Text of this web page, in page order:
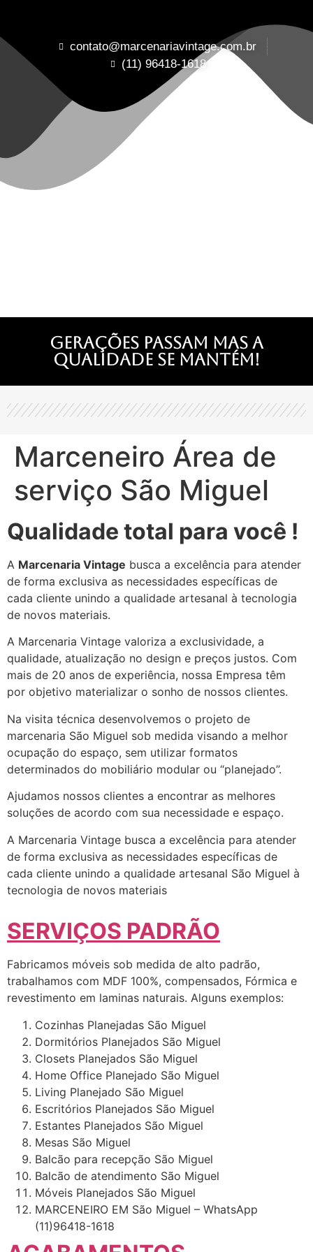
contato@marcenariavintage.com.br
(11) 96418-1618
Gerações passam mas a
qualidade se mantém!
Marceneiro Área de
serviço São Miguel
Qualidade total para você !
A Marcenaria Vintage busca a excelência para atender
de forma exclusiva as necessidades específicas de
cada cliente unindo a qualidade artesanal à tecnologia
de novos materiais.
A Marcenaria Vintage valoriza a exclusividade, a
qualidade, atualização no design e preços justos. Com
mais de 20 anos de experiência, nossa Empresa têm
por objetivo materializar o sonho de nossos clientes.
Na visita técnica desenvolvemos o projeto de
marcenaria São Miguel sob medida visando a melhor
ocupação do espaço, sem utilizar formatos
determinados do mobiliário modular ou “planejado”.
Ajudamos nossos clientes a encontrar as melhores
soluções de acordo com sua necessidade e espaço.
A Marcenaria Vintage busca a excelência para atender
de forma exclusiva as necessidades específicas de
cada cliente unindo a qualidade artesanal São Miguel à
tecnologia de novos materiais
SERVIÇOS PADRÃO
Fabricamos móveis sob medida de alto padrão,
trabalhamos com MDF 100%, compensados, Fórmica e
revestimento em laminas naturais. Alguns exemplos:
Cozinhas Planejadas São Miguel
Dormitórios Planejados São Miguel
Closets Planejados São Miguel
Home Office Planejado São Miguel
Living Planejado São Miguel
Escritórios Planejados São Miguel
Estantes Planejados São Miguel
Mesas São Miguel
Balcão para recepção São Miguel
Balcão de atendimento São Miguel
Móveis Planejados São Miguel
MARCENEIRO EM São Miguel – WhatsApp
(11)96418-1618